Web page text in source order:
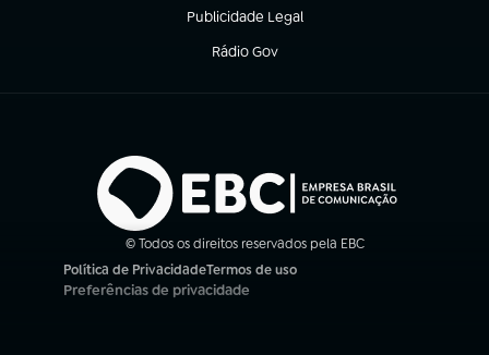
Publicidade Legal
(abre em nova aba)
Rádio Gov
(abre em nova aba)
© Todos os direitos reservados pela EBC
Política de Privacidade
(abre em nova aba)
Termos de uso
(abre em nova aba)
Preferências de privacidade